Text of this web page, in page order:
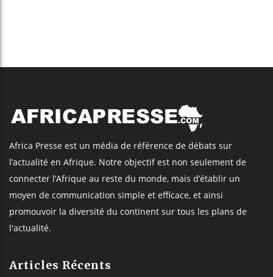
Africa Presse est un média de référence de débats sur
l’actualité en Afrique. Notre objectif est non seulement de
connecter l’Afrique au reste du monde, mais d’établir un
moyen de communication simple et efficace, et ainsi
promouvoir la diversité du continent sur tous les plans de
l'actualité.
Articles Récents